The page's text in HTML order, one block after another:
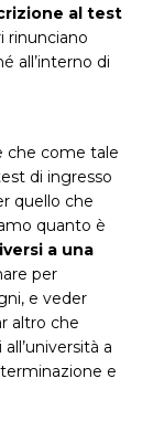
al test
rinunciano
all’interno di
che come tale
di ingresso
quello che
quanto è
a una
per
e veder
altro che
a
e